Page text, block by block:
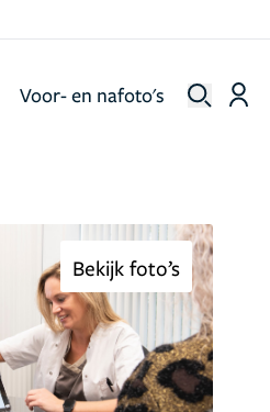
Voor- en nafoto's
Bekijk foto’s